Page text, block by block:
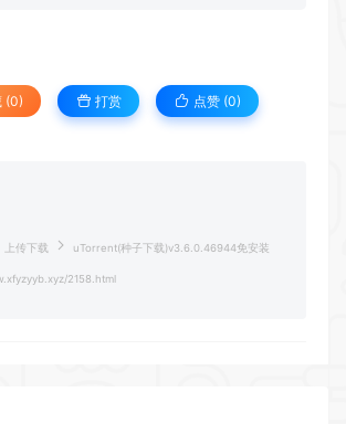
(0) 打赏 点赞 (0)
上传下载 uTorrent(种子下载)v3.6.0.46944免安装
2158.html